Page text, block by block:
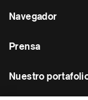
Navegador
Prensa
Nuestro